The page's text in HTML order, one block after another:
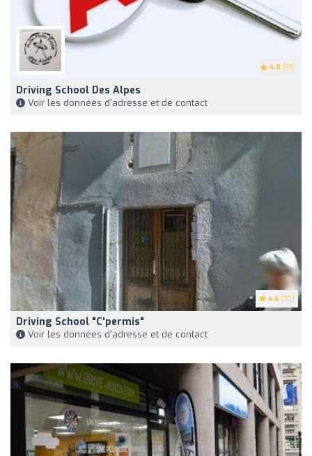
4.8 (17)
Driving School Des Alpes
Voir les données d'adresse et de contact
4.4 (70)
Driving School "C'permis"
Voir les données d'adresse et de contact